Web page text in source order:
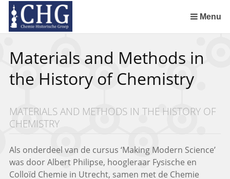
links
over
naar
de
inhoud
het
menu
Menu
Materials and Methods in
the History of Chemistry
MATERIALS AND METHODS IN THE HISTORY OF
CHEMISTRY
Als onderdeel van de cursus ‘Making Modern Science’
was door Albert Philipse, hoogleraar Fysische en
Colloïd Chemie in Utrecht, samen met de Chemie